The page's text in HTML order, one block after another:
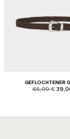
GEFLOCHTENER
65,00 €